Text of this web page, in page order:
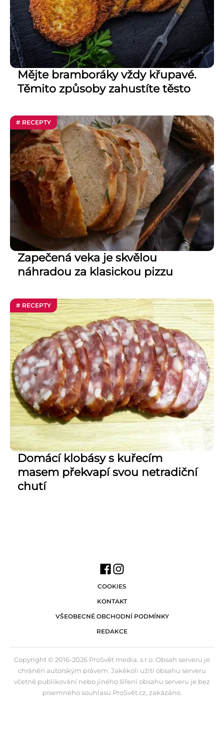
Mějte bramboráky vždy křupavé.
Těmito způsoby zahustíte těsto
# RECEPTY
Zapečená veka je skvělou
náhradou za klasickou pizzu
# RECEPTY
Domácí klobásy s kuřecím
masem překvapí svou netradiční
chutí
COOKIES
KONTAKT
VŠEOBECNÉ OBCHODNÍ PODMÍNKY
REDAKCE
Copyright © 2016-2026 ProSvět media, s.r.o. Obsah serveru je
chráněn autorským právem. Jakékoli užití obsahu serveru
včetně publikování nebo jiného šíření obsahu serveru je bez
písemného souhlasu ProSvět.cz, zakázáno.